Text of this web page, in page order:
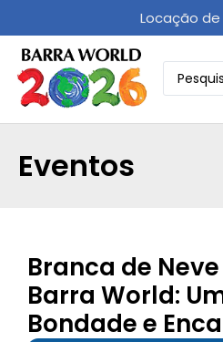
Locação de
Eventos
Branca de
Barra World:
Bondade e